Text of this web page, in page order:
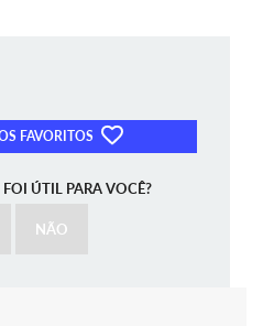
FAVORITOS
ÚTIL PARA VOCÊ?
NÃO